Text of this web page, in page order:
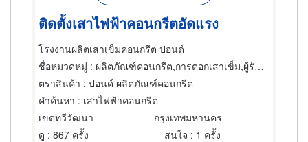
ติดตั้งเสาไฟฟ้าคอนกรีตอัดแรง
โรงงานผลิตเสาเข็มคอนกรีต ปอนด์
ชื่อหมวดหมู่ : ผลิตภัณฑ์คอนกรีต,การตอกเสาเข็ม,ผู้รับเหมาคอนกรีต
ตราสินค้า : ปอนด์ ผลิตภัณฑ์คอนกรีต
คำค้นหา : เสาไฟฟ้าคอนกรีต
เขตทวีวัฒนา
กรุงเทพมหานคร
ดู : 867 ครั้ง สนใจ : 1 ครั้ง